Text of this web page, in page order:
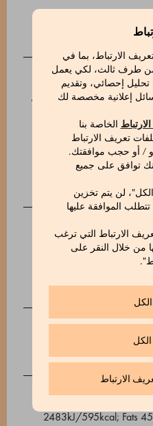
الارتباط، بما في
طرف ثالث، لكي يعمل
إحصائي، وتقديم
إعلانية مخصصة لك
الخاصة بنا
تعريف الارتباط
و / أو حجب موافقتك.
توافق على جميع
لن يتم تخزين
الموافقة عليها
الارتباط التي ترغب
من خلال النقر على
الارتباط
إنّ حلوى ماركيسي1824 gianduiotti (جاندويوتو) الشهيرة،
الداكنة، مصنوعة
جدًا والمسحوقة
عالية الجودة.
بندق PGI إقليم بيمونتي محمص (40%)، سكر القصب، زبدة
كاكاو، مسحوق كاكاو غير محلى 22/24، حبات كاكاو.
May contain traces of
Average
2483kJ/595kcal; Fats